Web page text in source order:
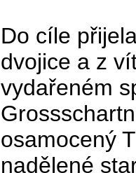
Do cíle
dvojice a z
vydařeném
osamocený
nadělené